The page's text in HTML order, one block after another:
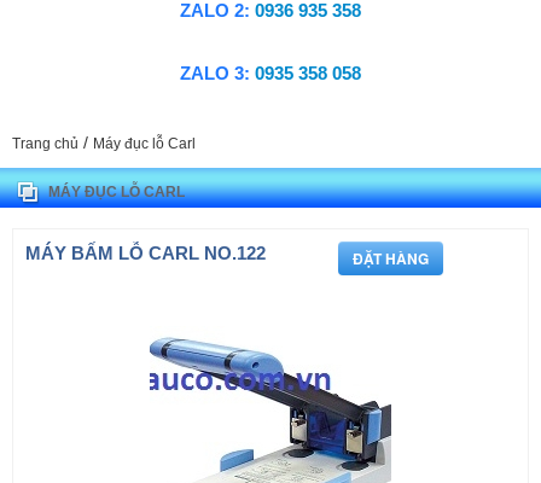
ZALO 2: 0936 935 358
ZALO 3: 0935 358 058
Trang chủ / Máy đục lỗ Carl
MÁY ĐỤC LỖ CARL
MÁY BẤM LỖ CARL NO.122